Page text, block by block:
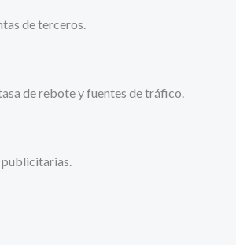
de terceros.
de rebote y fuentes de tráfico.
publicitarias.